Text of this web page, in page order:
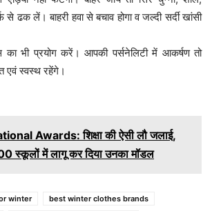
ढक लें। बाहरी हवा से बचाव होगा व जल्दी सर्दी खांसी
का भी प्रयोग करें। आपकी पर्सनेलिटी में आकर्षण तो
एवं स्वस्थ रहेंगे।
Awards: शिक्षा की ऐसी लौ जलाई,
स्कूलों में लागू कर दिया उनका मॉडल
winter
best winter clothes brands